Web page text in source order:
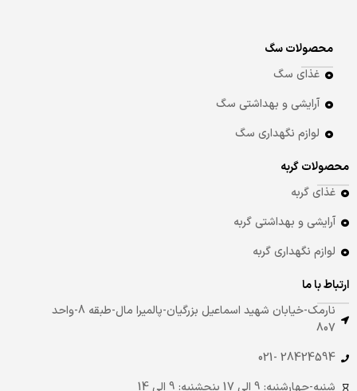
محصولات سگ
غذای سگ
آرایشی و بهداشتی سگ
لوازم نگهداری سگ
محصولات گربه
غذای گربه
آرایشی و بهداشتی گربه
لوازم نگهداری گربه
ارتباط با ما
نارمک-خیابان شهید اسماعیل بزرگیان-پالمیرا مال-طبقه 8-واحد
807
28424594 -021
شنبه-چهارشنبه: 9 الی 17 پنجشنبه: 9 الی 14